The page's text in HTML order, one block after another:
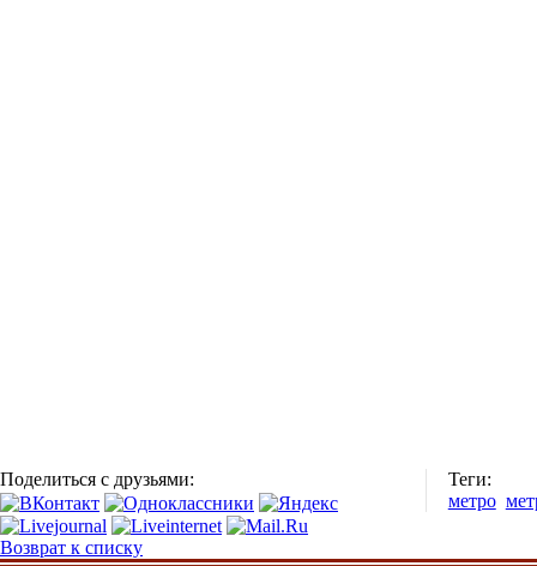
Поделиться с друзьями:
Теги:
метро
Возврат к списку